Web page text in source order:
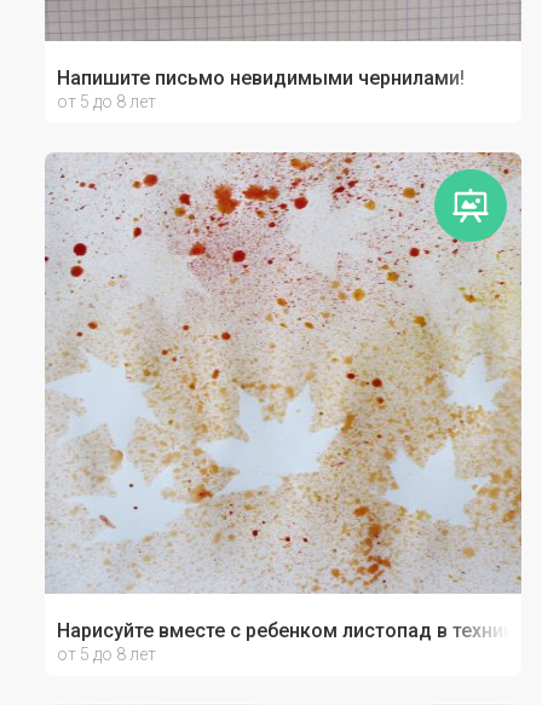
Напишите письмо невидимыми чернилами!
от 5 до 8 лет
Нарисуйте вместе с ребенком листопад в технике
от 5 до 8 лет